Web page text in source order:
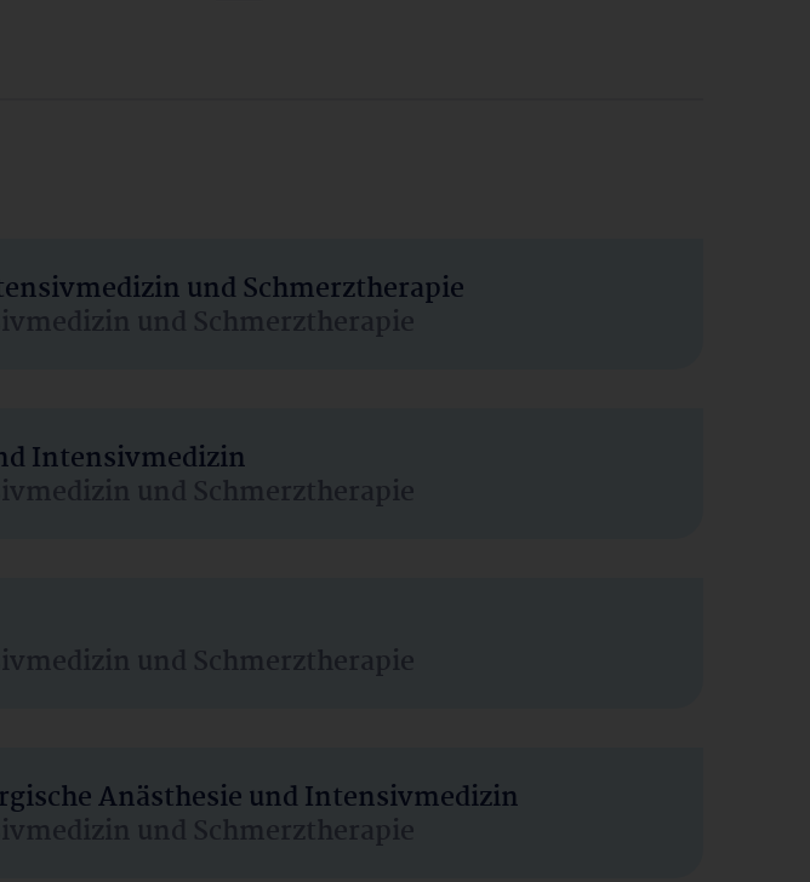
und Schmerztherapie
und Schmerztherapie
Intensivmedizin
und Schmerztherapie
und Schmerztherapie
Anästhesie und Intensivmedizin
und Schmerztherapie